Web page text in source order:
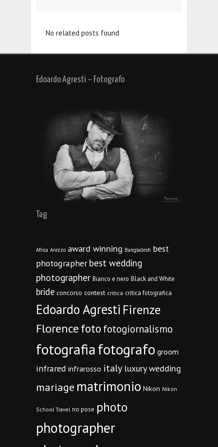
No related posts found
Edoardo Agresti – Fotografo
Tag
Africa Arezzo award winning Bangladesh best
photographer best wedding
photographer Bianco e nero Black and White
bride concorso contest critica critica fotografica
Edoardo Agresti Firenze
Florencefoto fotogiornalismo
fotografiafotografo groom
infrared infrarosso italy luxury wedding
mariage matrimonio Nikon Nikon
School Travel no pose photo
photographer